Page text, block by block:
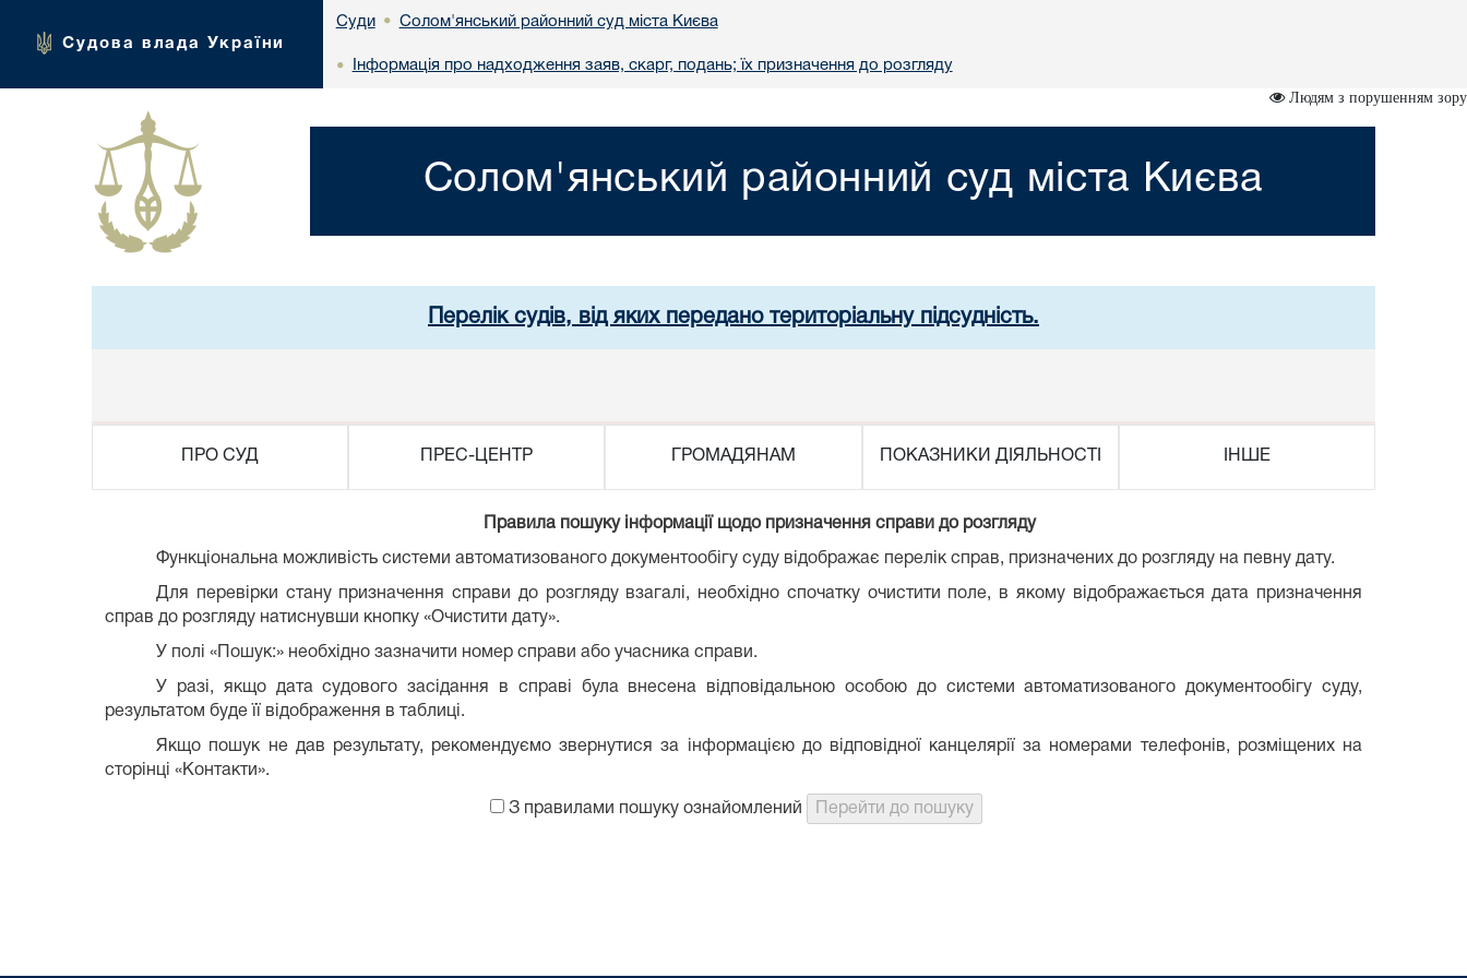
Судова влада України
Суди • Солом'янський районний суд міста Києва
• Інформація про надходження заяв, скарг, подань; їх призначення до розгляду
Людям з порушенням зору
Солом'янський районний суд міста Києва
Перелік судів, від яких передано територіальну підсудність.
ПРО СУД ПРЕС-ЦЕНТР ГРОМАДЯНАМ ПОКАЗНИКИ ДІЯЛЬНОСТІ ІНШЕ
Правила пошуку інформації щодо призначення справи до розгляду
Функціональна можливість системи автоматизованого документообігу суду відображає перелік справ, призначених до розгляду на певну дату.
Для перевірки стану призначення справи до розгляду взагалі, необхідно спочатку очистити поле, в якому відображається дата призначення
справ до розгляду натиснувши кнопку «Очистити дату».
У полі «Пошук:» необхідно зазначити номер справи або учасника справи.
У разі, якщо дата судового засідання в справі була внесена відповідальною особою до системи автоматизованого документообігу суду,
результатом буде її відображення в таблиці.
Якщо пошук не дав результату, рекомендуємо звернутися за інформацією до відповідної канцелярії за номерами телефонів, розміщених на
сторінці «Контакти».
З правилами пошуку ознайомлений